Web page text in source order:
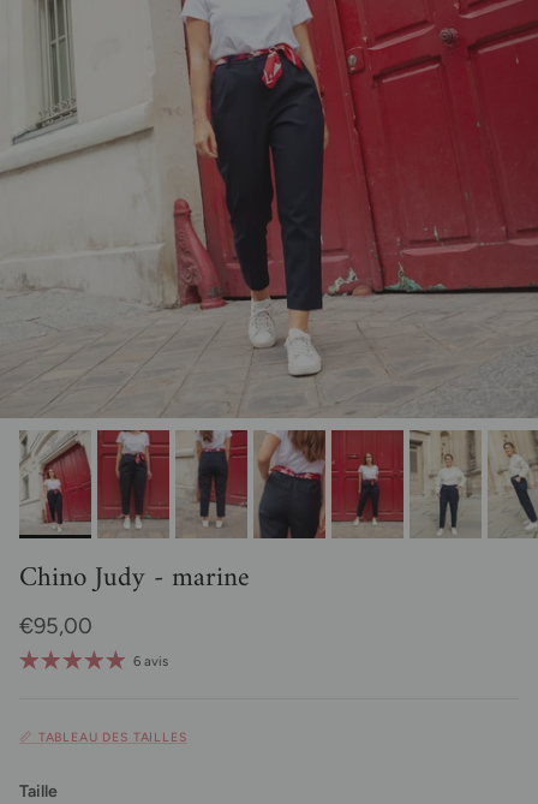
Chino Judy - marine
Prix habituel
€95,00
6 avis
📏 TABLEAU DES TAILLES
Taille